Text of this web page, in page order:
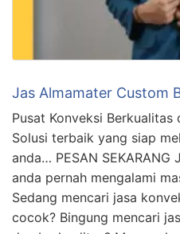
Jas Almamater Custom
Pusat Konveksi Berkualitas
Solusi terbaik yang siap
anda… PESAN
anda pernah mengalami
Sedang mencari jasa
cocok? Bingung mencari